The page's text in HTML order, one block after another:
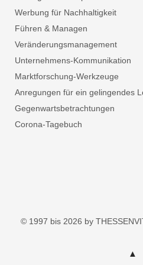
Werbung für Nachhaltigkeit
Führen & Managen
Veränderungsmanagement
Unternehmens-Kommunikation
Marktforschung-Werkzeuge
Anregungen für ein gelingendes
Gegenwartsbetrachtungen
Corona-Tagebuch
© 1997 bis 2026 by